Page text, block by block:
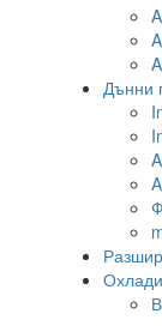
Дънни